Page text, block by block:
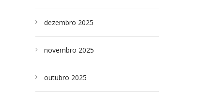
dezembro 2025
novembro 2025
outubro 2025